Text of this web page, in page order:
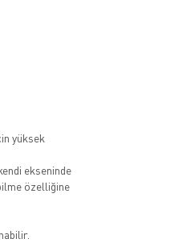
yüksek
ekseninde
özelliğine